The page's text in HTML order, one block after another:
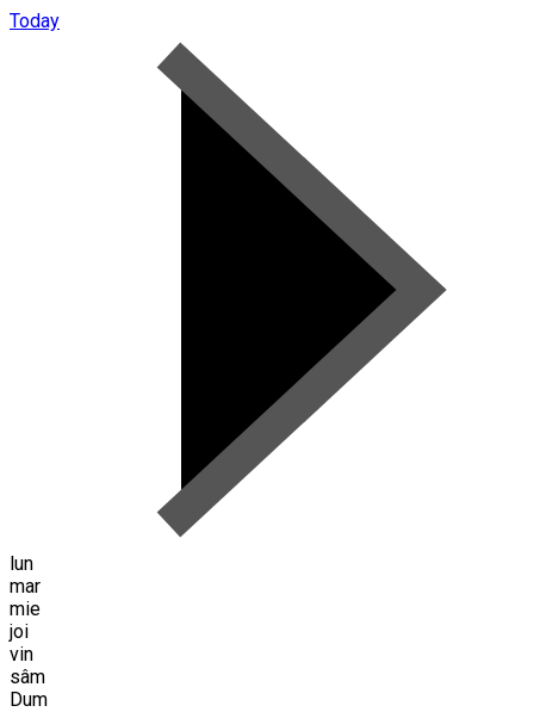
Today
lun
mar
mie
joi
vin
sâm
Dum